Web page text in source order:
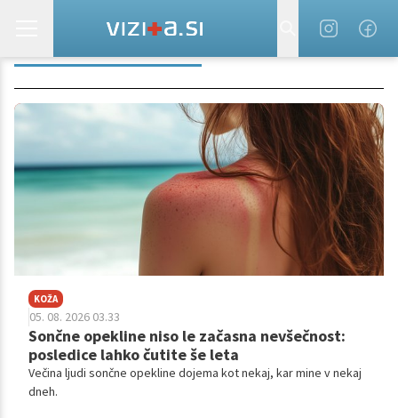
ZDRAVLJENJE RAKA
KOŽA
05. 08. 2026 03.33
Sončne opekline niso le začasna nevšečnost:
posledice lahko čutite še leta
Večina ljudi sončne opekline dojema kot nekaj, kar mine v nekaj
dneh.